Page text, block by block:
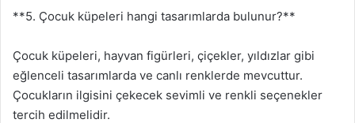
**5. Çocuk küpeleri hangi tasarımlarda bulunur?**
Çocuk küpeleri, hayvan figürleri, çiçekler, yıldızlar gibi
eğlenceli tasarımlarda ve canlı renklerde mevcuttur.
Çocukların ilgisini çekecek sevimli ve renkli seçenekler
tercih edilmelidir.